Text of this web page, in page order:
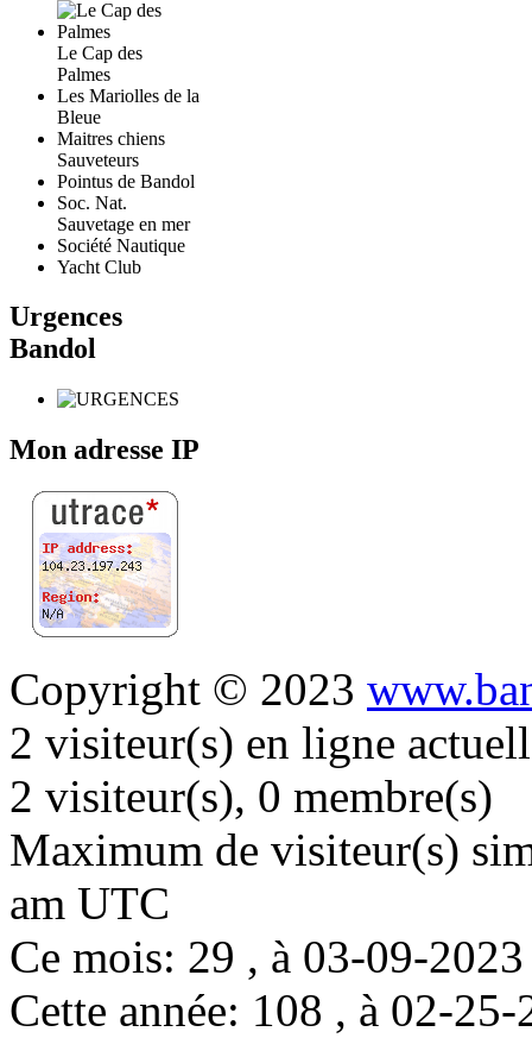
Le Cap des
Palmes
Les Mariolles de la
Bleue
Maitres chiens
Sauveteurs
Pointus de Bandol
Soc. Nat.
Sauvetage en mer
Société Nautique
Yacht Club
Urgences
Bandol
Mon adresse IP
Copyright © 2023
2 visiteur(s) en ligne
2 visiteur(s), 0 membre(s)
Maximum de visiteur(s)
am UTC
Ce mois: 29 , à 03-09-
Cette année: 108 , à 02-